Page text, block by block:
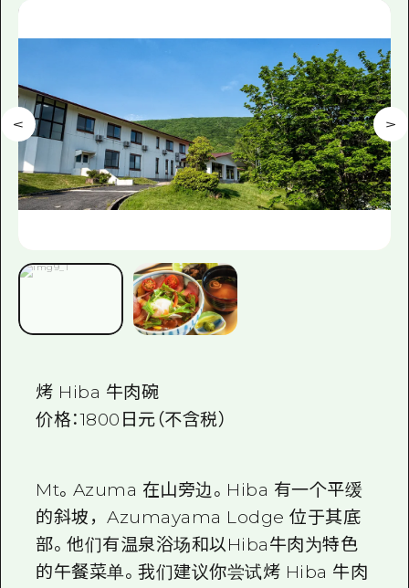
烤 Hiba 牛肉碗
价格：1800日元（不含税）
Mt。Azuma 在山旁边。Hiba 有一个平缓
的斜坡，Azumayama Lodge 位于其底
部。他们有温泉浴场和以Hiba牛肉为特色
的午餐菜单。我们建议你尝试烤 Hiba 牛肉